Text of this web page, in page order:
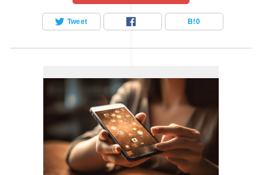
クターの役割 たとえば、Aさん（30代・未経験からWEBディレ
トでは、クライアントの要望を細かくヒアリングし、デザイナ
ーとエンジニアに適切に伝えることで、納期内に高品質なWEB
サイトを完成させました。 WEBディレクターに必要なスキルセ
ット コミュニケーションスキル チームやクライアントとやり取
りする機会が多いWEBディレクター。だから、コミュニケーシ
ョンスキルが超重要です！ プロジェクト管理能力 プロジェクト
全体を管理する力も欠かせません。 スケジュール管理: 納期を
Tweet B!0